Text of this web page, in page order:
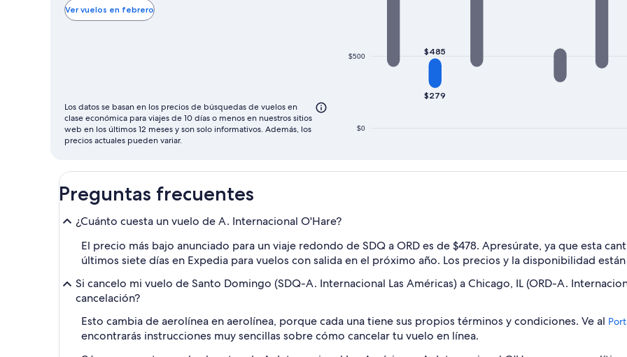
barato
para
Ver vuelos en febrero
$0
$500
$279
$485
Los datos se basan en los precios de búsquedas de vuelos en
clase económica para viajes de 10 días o menos en nuestros sitios
web en los últimos 12 meses y son solo informativos. Además, los
precios actuales pueden variar.
Preguntas frecuentes
¿Cuánto cuesta un vuelo de A. Internacional O'Hare?
El precio más bajo anunciado para un viaje redondo de SDQ a ORD es de $478. Apresúrate, ya que esta
últimos siete días en Expedia para vuelos con salida en el próximo año. Los precios y la disponibilidad
Si cancelo mi vuelo de Santo Domingo (SDQ-A. Internacional Las Américas) a Chicago, IL (ORD-A.
cancelación?
Esto cambia de aerolínea en aerolínea, porque cada una tiene sus propios términos y condiciones. Ve al
encontrarás instrucciones muy sencillas sobre cómo cancelar tu vuelo en línea.